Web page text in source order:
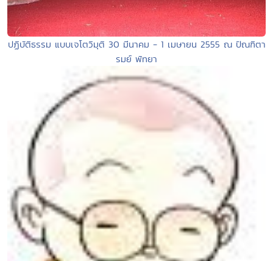
ปฏิบัติธรรม แบบเจโตวิมุติ 30 มีนาคม - 1 เมษายน 2555 ณ ปัณฑิตา
รมย์ พัทยา